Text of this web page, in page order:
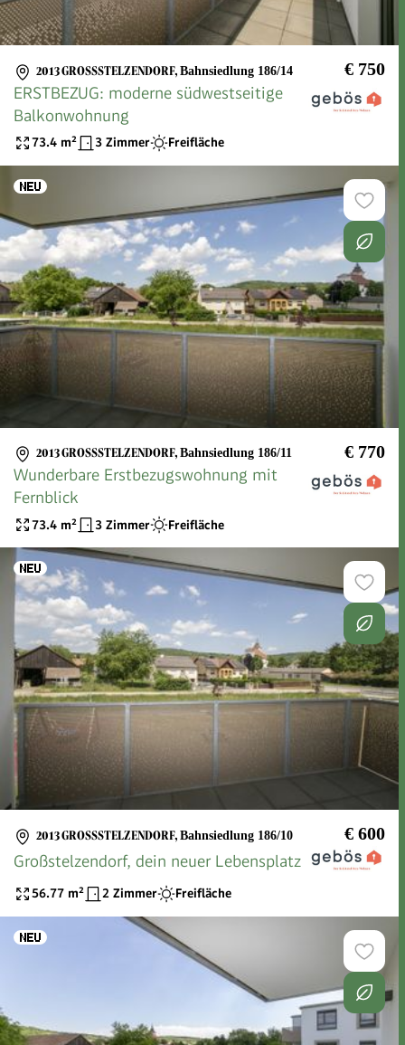
2013 GROSSSTELZENDORF , Bahnsiedlung 186/14 € 750
ERSTBEZUG: moderne südwestseitige
Balkonwohnung
73.4 m² 3 Zimmer Freifläche
2013 GROSSSTELZENDORF , Bahnsiedlung 186/11 € 770
Wunderbare Erstbezugswohnung mit
Fernblick
73.4 m² 3 Zimmer Freifläche
2013 GROSSSTELZENDORF , Bahnsiedlung 186/10 € 600
Großstelzendorf, dein neuer Lebensplatz
56.77 m² 2 Zimmer Freifläche